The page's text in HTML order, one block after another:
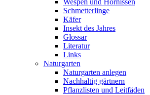
Wespen und Hornissen
Schmetterlinge
Käfer
Insekt des Jahres
Glossar
Literatur
Links
Naturgarten
Naturgarten anlegen
Nachhaltig gärtnern
Pflanzlisten und Leitfäden